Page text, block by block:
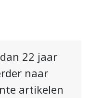
22 jaar
naar
artikelen